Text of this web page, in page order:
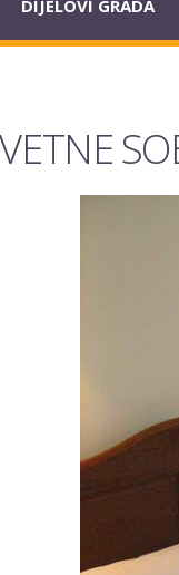
DIJELOVI GRADA